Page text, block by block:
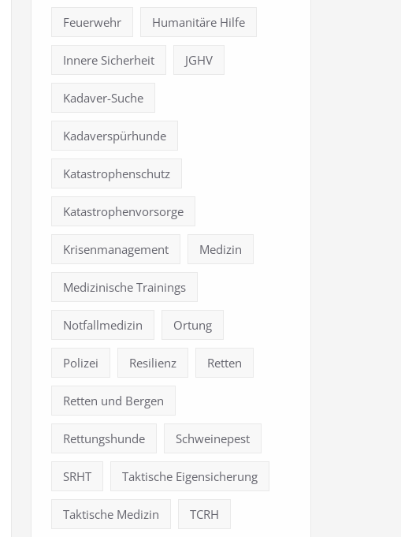
Feuerwehr Humanitäre Hilfe
Innere Sicherheit JGHV
Kadaver-Suche
Kadaverspürhunde
Katastrophenschutz
Katastrophenvorsorge
Krisenmanagement Medizin
Medizinische Trainings
Notfallmedizin Ortung
Polizei Resilienz Retten
Retten und Bergen
Rettungshunde Schweinepest
SRHT Taktische Eigensicherung
Taktische Medizin TCRH